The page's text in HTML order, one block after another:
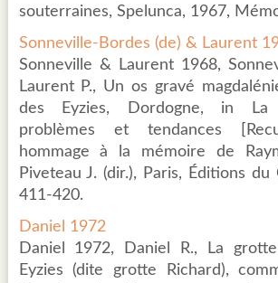
souterraines, Spelunca, 1967,
Sonneville-Bordes (de) & Laurent
Sonneville & Laurent 1968,
Laurent P., Un os gravé
des Eyzies, Dordogne, in La
problèmes et tendances
hommage à la mémoire de
Piveteau J. (dir.), Paris, Éditions du
411-420.
Daniel 1972
Daniel 1972, Daniel R., La
Eyzies (dite grotte Richard),